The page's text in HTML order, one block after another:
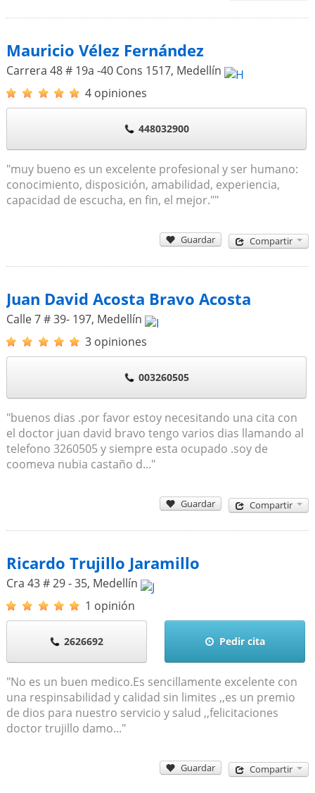
Mauricio Vélez Fernández
Carrera 48 # 19a -40 Cons 1517, Medellín
4 opiniones
448032900
"muy bueno es un excelente profesional y ser humano:
conocimiento, disposición, amabilidad, experiencia,
capacidad de escucha, en fin, el mejor.""
Guardar Compartir
Juan David Acosta Bravo Acosta
Calle 7 # 39- 197, Medellín
3 opiniones
003260505
"buenos dias .por favor estoy necesitando una cita con
el doctor juan david bravo tengo varios dias llamando al
telefono 3260505 y siempre esta ocupado .soy de
coomeva nubia castaño d..."
Guardar Compartir
Ricardo Trujillo Jaramillo
Cra 43 # 29 - 35, Medellín
1 opinión
2626692 Pedir cita
"No es un buen medico.Es sencillamente excelente con
una respinsabilidad y calidad sin limites ,,es un premio
de dios para nuestro servicio y salud ,,felicitaciones
doctor trujillo damo..."
Guardar Compartir